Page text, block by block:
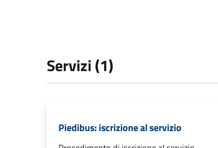
Servizi (1)
Piedibus: iscrizione al servizio